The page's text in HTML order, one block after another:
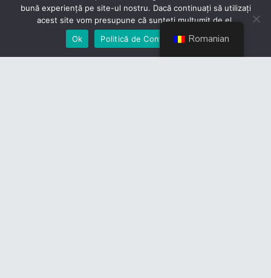
Romanian
bună experiență pe site-ul nostru. Dacă continuați să utilizați
acest site vom presupune că sunteți mulțumit de el.
Ok
Politică de Confidențialiate